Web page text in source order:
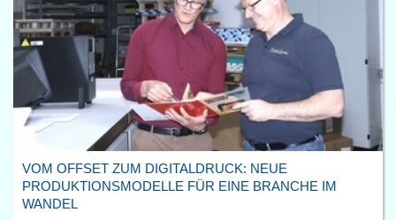
VOM OFFSET ZUM DIGITALDRUCK: NEUE
PRODUKTIONSMODELLE FÜR EINE BRANCHE IM
WANDEL